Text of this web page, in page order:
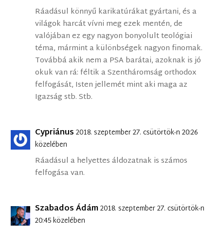
Ráadásul könnyű karikatúrákat gyártani, és a
világok harcát vívni meg ezek mentén, de
valójában ez egy nagyon bonyolult teológiai
téma, mármint a különbségek nagyon finomak.
Továbbá akik nem a PSA barátai, azoknak is jó
okuk van rá: féltik a Szentháromság orthodox
felfogását, Isten jellemét mint aki maga az
Igazság stb. Stb.
Cypriánus 2018. szeptember 27. csütörtök-n 20:26
közelében
Ráadásul a helyettes áldozatnak is számos
felfogása van.
Szabados Ádám2018. szeptember 27. csütörtök-n
20:45 közelében